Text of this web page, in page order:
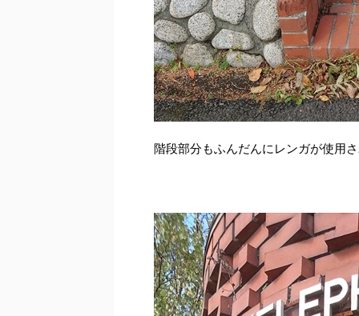
階段部分もふんだんにレンガが使用さ